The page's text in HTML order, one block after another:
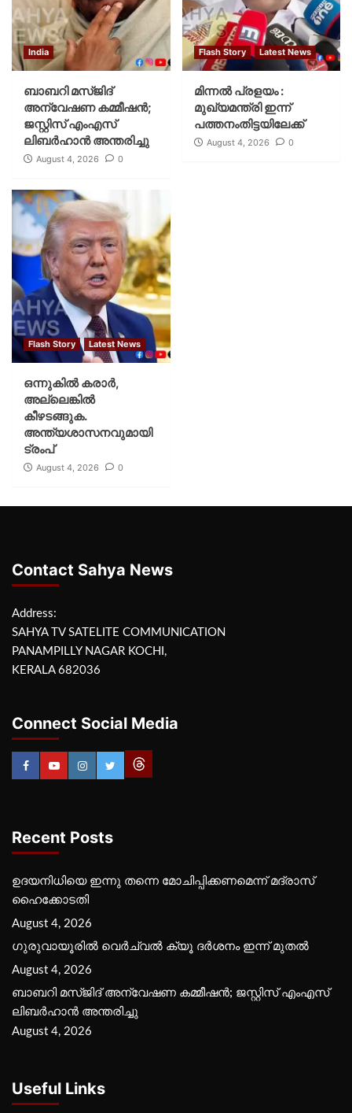
India
ബാബറി മസ്ജിദ്
അന്വേഷണ കമ്മീഷന്‍;
ജസ്റ്റിസ് എംഎസ്
ലിബര്‍ഹാന്‍ അന്തരിച്ചു
August 4, 2026 0
Flash Story Latest News
മിന്നല്‍ പ്രളയം :
മുഖ്യമന്ത്രി ഇന്ന്
പത്തനംതിട്ടയിലേക്ക്
August 4, 2026 0
Flash Story Latest News
ഒന്നുകില്‍ കരാര്‍,
അല്ലെങ്കില്‍
കീഴടങ്ങുക.
അന്ത്യശാസനവുമായി
ട്രംപ്
August 4, 2026 0
Contact Sahya News
Address:
SAHYA TV SATELITE COMMUNICATION
PANAMPILLY NAGAR KOCHI,
KERALA 682036
Connect Social Media
Recent Posts
ഉദയനിധിയെ ഇന്നു തന്നെ മോചിപ്പിക്കണമെന്ന് മദ്രാസ്
ഹൈക്കോടതി
August 4, 2026
ഗുരുവായൂരില്‍ വെര്‍ച്വല്‍ ക്യൂ ദര്‍ശനം ഇന്ന് മുതല്‍
August 4, 2026
ബാബറി മസ്ജിദ് അന്വേഷണ കമ്മീഷന്‍; ജസ്റ്റിസ് എംഎസ്
ലിബര്‍ഹാന്‍ അന്തരിച്ചു
August 4, 2026
Useful Links